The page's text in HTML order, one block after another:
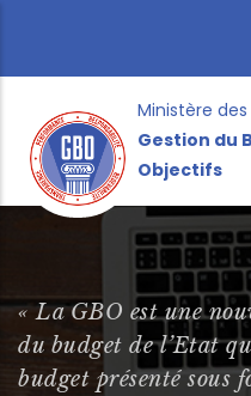
contenu
Ministère
Gestion du
Objectifs
« La GBO est une
du budget de l’Etat
budget présenté sous